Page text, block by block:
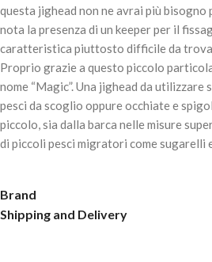
6,90€ 7
AGGIUNGI AL
CARRELLO
questa jighead non ne avrai più bisogno
nota la presenza di un keeper per il
caratteristica piuttosto difficile da
Proprio grazie a questo piccolo
nome “Magic”. Una jighead da utilizzare
pesci da scoglio oppure occhiate e
piccolo, sia dalla barca nelle misure
di piccoli pesci migratori come sugarelli
Brand
Shipping and Delivery